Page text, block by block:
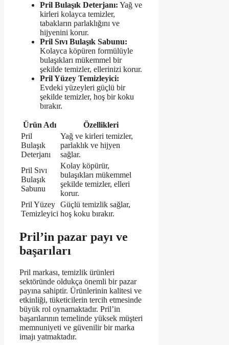
Pril Bulaşık Deterjanı: Yağ ve
kirleri kolayca temizler,
tabakların parlaklığını ve
hijyenini korur.
Pril Sıvı Bulaşık Sabunu:
Kolayca köpüren formülüyle
bulaşıkları mükemmel bir
şekilde temizler, ellerinizi korur.
Pril Yüzey Temizleyici:
Evdeki yüzeyleri güçlü bir
şekilde temizler, hoş bir koku
bırakır.
Ürün Adı
Özellikleri
Pril
Bulaşık
Deterjanı
Yağ ve kirleri temizler,
parlaklık ve hijyen
sağlar.
Pril Sıvı
Bulaşık
Sabunu
Kolay köpürür,
bulaşıkları mükemmel
şekilde temizler, elleri
korur.
Pril Yüzey
Temizleyici
Güçlü temizlik sağlar,
hoş koku bırakır.
Pril’in pazar payı ve
başarıları
Pril markası, temizlik ürünleri
sektöründe oldukça önemli bir pazar
payına sahiptir. Ürünlerinin kalitesi ve
etkinliği, tüketicilerin tercih etmesinde
büyük rol oynamaktadır. Pril’in
başarılarının temelinde yüksek müşteri
memnuniyeti ve güvenilir bir marka
imajı yatmaktadır.